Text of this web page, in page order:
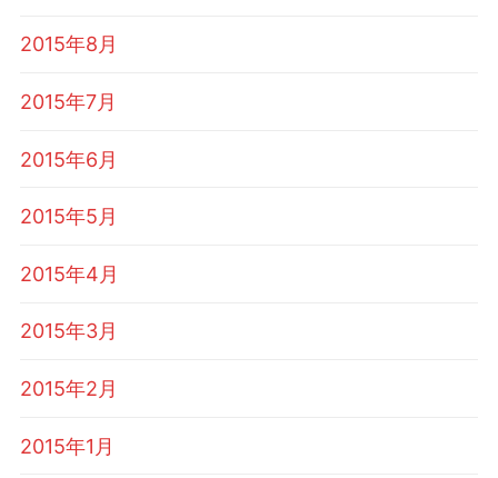
2015年8月
2015年7月
2015年6月
2015年5月
2015年4月
2015年3月
2015年2月
2015年1月